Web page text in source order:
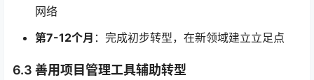
网络
第7-12个月 ：完成初步转型，在新领域建立立足点
6.3 善用项目管理工具辅助转型